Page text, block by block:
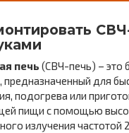
печь (СВЧ-печь) – это
предназначенный для
подогрева или
пищи с помощью
излучения частотой